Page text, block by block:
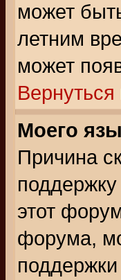
может
летним
может
Вернуться
Моего
Причина
этот
форума,